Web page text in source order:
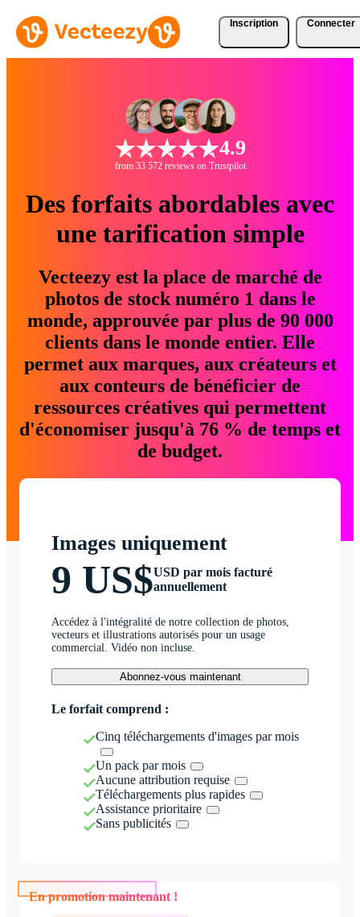
Inscription Connecter
4.9
from 33 572 reviews on Trustpilot
Des forfaits abordables avec
une tarification simple
Vecteezy est la place de marché de
photos de stock numéro 1 dans le
monde, approuvée par plus de 90 000
clients dans le monde entier. Elle
permet aux marques, aux créateurs et
aux conteurs de bénéficier de
ressources créatives qui permettent
d'économiser jusqu'à 76 % de temps et
de budget.
Images uniquement
9 US$USD par mois facturé
annuellement
Accédez à l'intégralité de notre collection de photos,
vecteurs et illustrations autorisés pour un usage
commercial. Vidéo non incluse.
Abonnez-vous maintenant
Le forfait comprend :
Cinq téléchargements d'images par mois
Un pack par mois
Aucune attribution requise
Téléchargements plus rapides
Assistance prioritaire
Sans publicités
En promotion maintenant !